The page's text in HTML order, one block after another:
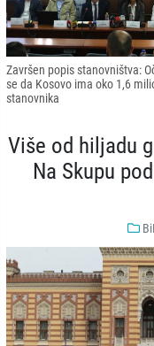
Završen popis stanovništva:
se da Kosovo ima oko 1,6
stanovnika
Više od hiljadu
Na Skupu